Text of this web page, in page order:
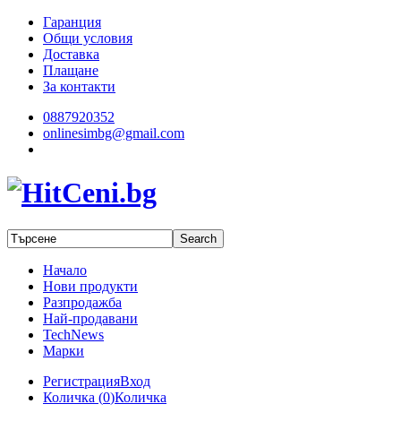
Гаранция
Общи условия
Доставка
Плащане
За контакти
0887920352
onlinesimbg@gmail.com
Начало
Нови продукти
Разпродажба
Най-продавани
TechNews
Марки
РегистрацияВход
Количка (0)Количка